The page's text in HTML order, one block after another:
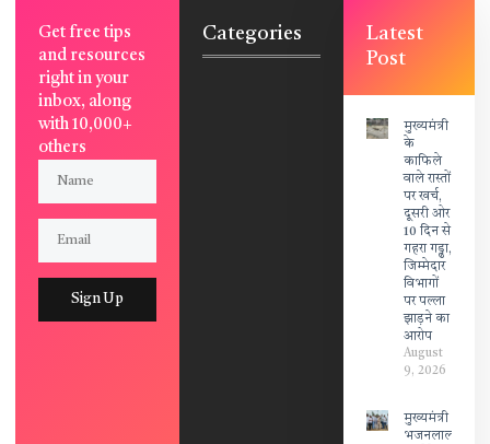
Get free tips
and resources
right in your
inbox, along
with 10,000+
others
Sign Up
Categories
Latest
Post
मुख्यमंत्री
के
काफिले
वाले रास्तों
पर खर्च,
दूसरी ओर
10 दिन से
गहरा गड्ढा,
जिम्मेदार
विभागों
पर पल्ला
झाड़ने का
आरोप
August
9, 2026
मुख्यमंत्री
भजनलाल